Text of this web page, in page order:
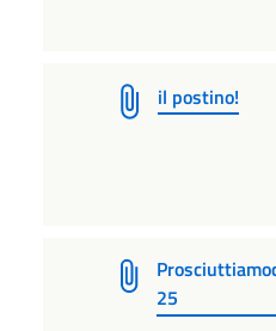
il postino!
25